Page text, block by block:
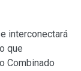
interconectará
que
Combinado